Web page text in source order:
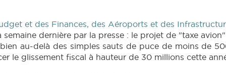
et des Finances, des Aéroports et des
dernière par la presse : le projet de "taxe
au-delà des simples sauts de puce de moins de
le glissement fiscal à hauteur de 30 millions cette